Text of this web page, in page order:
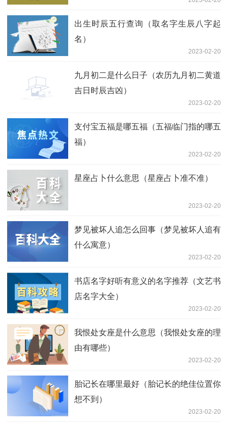
出生时辰五行查询（取名字生辰八字起
名）
2023-02-20
九月初二是什么日子（农历九月初二黄道
吉日时辰吉凶）
2023-02-20
支付宝五福是哪五福（五福临门指的哪五
福）
2023-02-20
星座占卜什么意思（星座占卜准不准）
2023-02-20
梦见被坏人追怎么回事（梦见被坏人追有
什么寓意）
2023-02-20
书店名字好听有意义的名字推荐（文艺书
店名字大全）
2023-02-20
我恨处女座是什么意思（我恨处女座的理
由有哪些）
2023-02-20
胎记长在哪里最好（胎记长的绝佳位置你
想不到）
2023-02-20